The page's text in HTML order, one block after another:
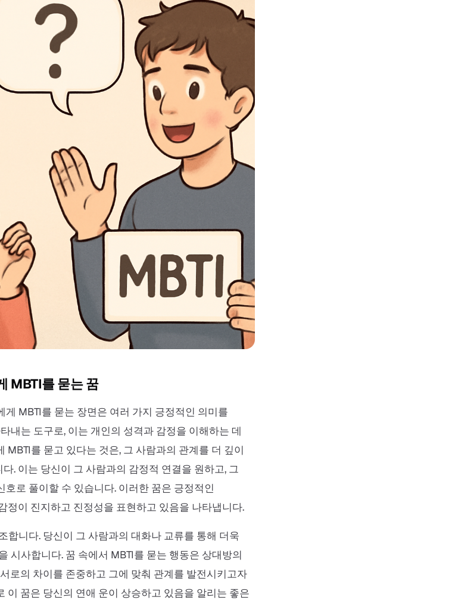
MBTI를 묻는 꿈
게 MBTI를 묻는 장면은 여러 가지 긍정적인 의미를
내는 도구로, 이는 개인의 성격과 감정을 이해하는 데
MBTI를 묻고 있다는 것은, 그 사람과의 관계를 더 깊이
. 이는 당신이 그 사람과의 감정적 연결을 원하고, 그
로 풀이할 수 있습니다. 이러한 꿈은 긍정적인
정이 진지하고 진정성을 표현하고 있음을 나타냅니다.
합니다. 당신이 그 사람과의 대화나 교류를 통해 더욱
시사합니다. 꿈 속에서 MBTI를 묻는 행동은 상대방의
로의 차이를 존중하고 그에 맞춰 관계를 발전시키고자
이 꿈은 당신의 연애 운이 상승하고 있음을 알리는 좋은